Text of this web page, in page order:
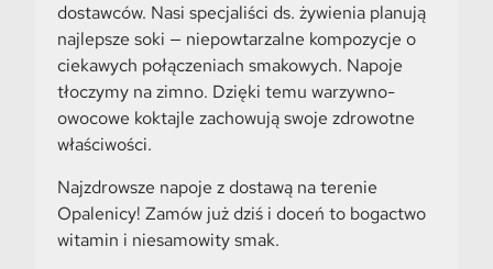
dostawców. Nasi specjaliści ds. żywienia planują
najlepsze soki — niepowtarzalne kompozycje o
ciekawych połączeniach smakowych. Napoje
tłoczymy na zimno. Dzięki temu warzywno-
owocowe koktajle zachowują swoje zdrowotne
właściwości.
Najzdrowsze napoje z dostawą na terenie
Opalenicy! Zamów już dziś i doceń to bogactwo
witamin i niesamowity smak.